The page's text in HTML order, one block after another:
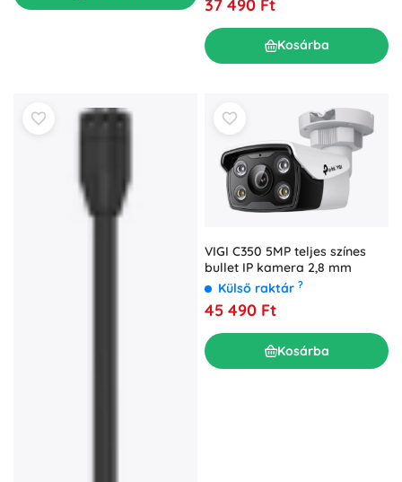
37 490 Ft
Kosárba
VIGI C350 5MP teljes színes
bullet IP kamera 2,8 mm
Külső raktár ?
45 490 Ft
Kosárba